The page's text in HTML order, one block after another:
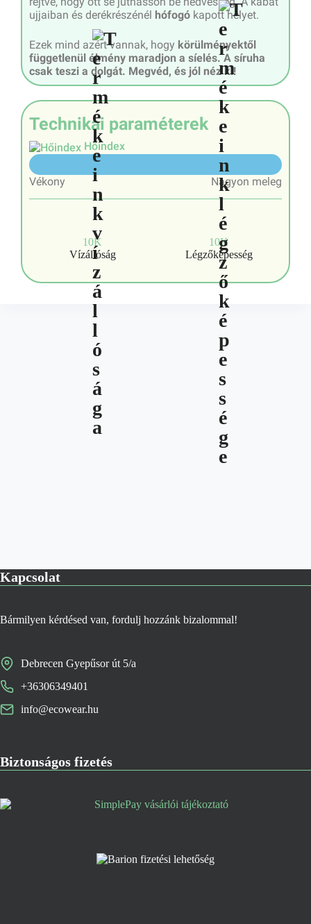
ujjaiban és derékrészénél hófogó kapott helyet.
Ezek mind azért vannak, hogy körülményektől
függetlenül élmény maradjon a síelés. A síruha
csak teszi a dolgát. Megvéd, és jól néz ki!
Technikai paraméterek
Hőindex
Vékony Nagyon meleg
10K
Vízállóság
10K
Légzőképesség
Kapcsolat
Bármilyen kérdésed van, fordulj hozzánk bizalommal!
Debrecen Gyepűsor út 5/a
+36306349401
info@ecowear.hu
Biztonságos fizetés